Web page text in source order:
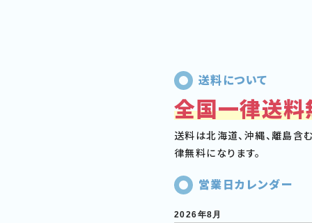
送料について
全国一律送
送料は北海道、沖縄、離島含
律無料になります。
営業日カレンダー
2026年8月